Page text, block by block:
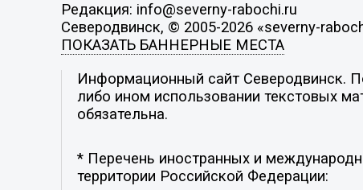
Редакция: info@severny-rabochi.ru
Северодвинск, © 2005-2026 «severny-
ПОКАЗАТЬ БАННЕРНЫЕ МЕСТА
Информационный сайт Северодвинск.
либо ином использовании текстовых
обязательна.
* Перечень иностранных и
территории Российской Федерации: